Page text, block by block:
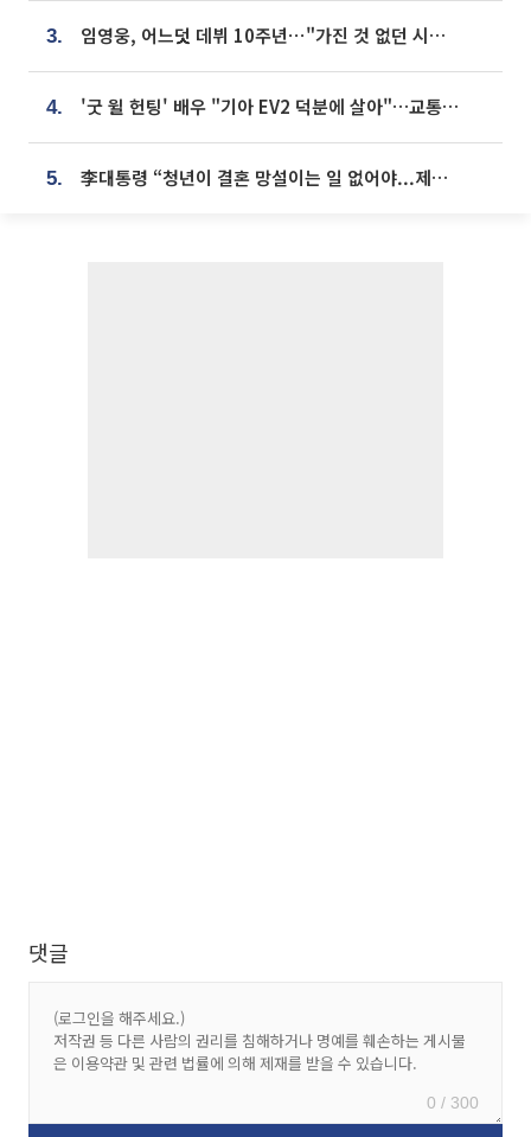
3. 임영웅, 어느덧 데뷔 10주년⋯"가진 것 없던 시절, 내 앞엔 20명의 팬뿐"
4. '굿 윌 헌팅' 배우 "기아 EV2 덕분에 살아"…교통사고 후 안전성 극찬
5. 李대통령 “청년이 결혼 망설이는 일 없어야...제도상 불이익 조사”
댓글
0 / 300